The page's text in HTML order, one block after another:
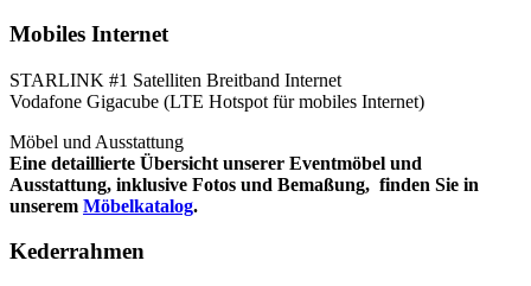
Mobiles Internet
STARLINK #1 Satelliten Breitband Internet
Vodafone Gigacube (LTE Hotspot für mobiles Internet)
Möbel und Ausstattung
Eine detaillierte Übersicht unserer Eventmöbel und
Ausstattung, inklusive Fotos und Bemaßung, finden Sie in
unserem Möbelkatalog.
Kederrahmen